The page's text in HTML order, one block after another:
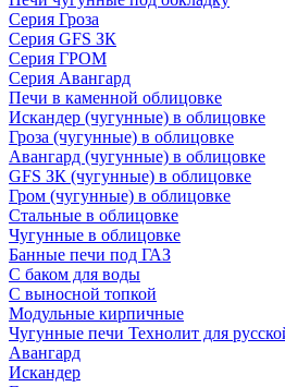
Серия Гроза
Серия GFS ЗК
Серия ГРОМ
Серия Авангард
Печи в каменной облицовке
Искандер (чугунные) в облицовке
Гроза (чугунные) в облицовке
Авангард (чугунные) в облицовке
GFS ЗК (чугунные) в облицовке
Гром (чугунные) в облицовке
Стальные в облицовке
Чугунные в облицовке
Банные печи под ГАЗ
С баком для воды
С выносной топкой
Модульные кирпичные
Чугунные печи Технолит для
Авангард
Искандер